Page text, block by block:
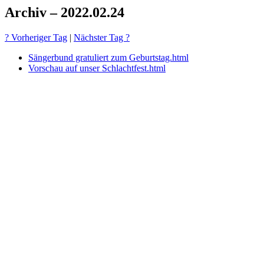
Archiv – 2022.02.24
? Vorheriger Tag | Nächster Tag ?
Sängerbund gratuliert zum Geburtstag.html
Vorschau auf unser Schlachtfest.html